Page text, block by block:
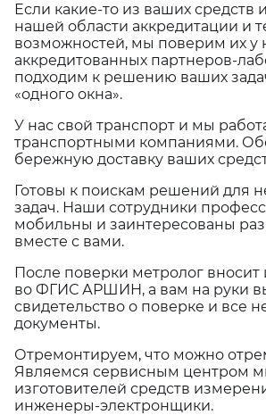
Если какие-то из ваших средств
нашей области аккредитации и
возможностей, мы поверим их у
аккредитованных партнеров-
подходим к решению ваших
«одного окна».
У нас свой транспорт и мы
транспортными компаниями.
бережную доставку ваших
Готовы к поискам решений для
задач. Наши сотрудники
мобильны и заинтересованы
вместе с вами.
После поверки метролог
во ФГИС АРШИН, а вам на руки
свидетельство о поверке и все
документы.
Отремонтируем, что можно
Являемся сервисным центром
изготовителей средств
инженеры-электронщики.